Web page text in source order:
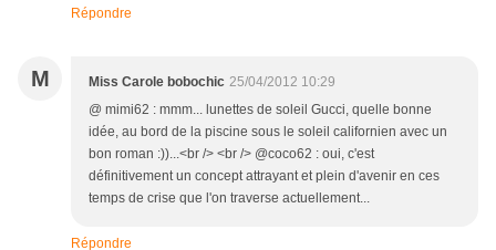
Répondre
M Miss Carole bobochic 25/04/2012 10:29
@ mimi62 : mmm... lunettes de soleil Gucci, quelle bonne
idée, au bord de la piscine sous le soleil californien avec un
bon roman :))...<br /> <br /> @coco62 : oui, c'est
définitivement un concept attrayant et plein d'avenir en ces
temps de crise que l'on traverse actuellement...
Répondre